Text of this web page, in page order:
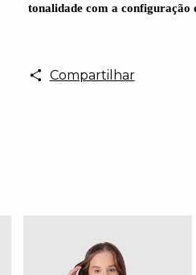
tonalidade com a configuração
Compartilhar